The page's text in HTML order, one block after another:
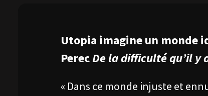
Utopia imagine un monde
PerecDe la difficulté qu’il y
« Dans ce monde injuste et